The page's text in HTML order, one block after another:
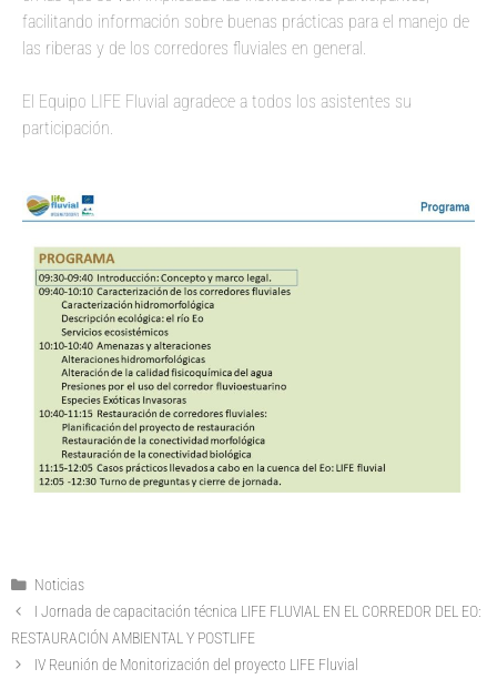
facilitando información sobre buenas prácticas para el manejo de
las riberas y de los corredores fluviales en general.
El Equipo LIFE Fluvial agradece a todos los asistentes su
participación.
Noticias
I Jornada de capacitación técnica LIFE FLUVIAL EN EL CORREDOR DEL EO:
RESTAURACIÓN AMBIENTAL Y POSTLIFE
IV Reunión de Monitorización del proyecto LIFE Fluvial